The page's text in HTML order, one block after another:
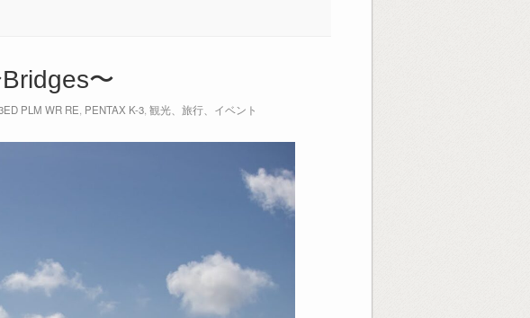
〜
PLM WR RE PENTAX K-3 観光、旅行、イベント